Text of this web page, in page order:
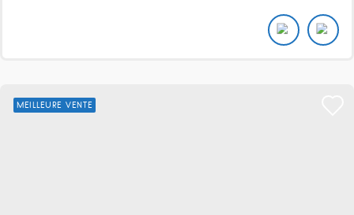
MEILLEURE VENTE